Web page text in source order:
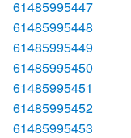
61485995447
61485995448
61485995449
61485995450
61485995451
61485995452
61485995453